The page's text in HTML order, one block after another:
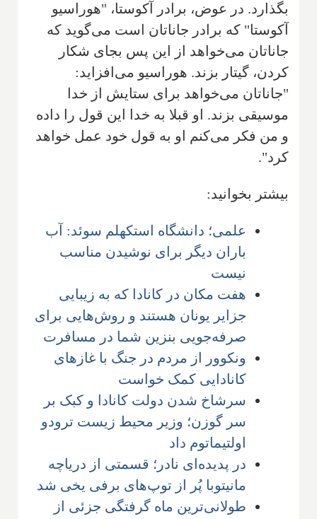
بگذارد. در عوض، برادر آکوستا، "هوراسیو
آکوستا" که برادر جاناتان است می‌گوید که
جاناتان می‌خواهد از این پس بجای شکار
کردن، گیتار بزند. هوراسیو می‌افزاید:
"جاناتان می‌خواهد برای ستایش از خدا
موسیقی بزند. او قبلا به خدا این قول را داده
و من فکر می‌کنم او به قول خود عمل خواهد
کرد".
بیشتر بخوانید:
علمی؛ دانشگاه استکهلم سوئد: آب
باران دیگر برای نوشیدن مناسب
نیست
هفت مکان در کانادا که به زیبایی
جزایر‌ یونان هستند و روش‌هایی برای
صرفه‌جویی بنزین شما در مسافرت
ونکوور از مردم در جنگ با غازهای
کانادایی کمک خواست
سرشاخ شدن دولت کانادا و کبک بر
سر گوزن؛ وزیر محیط زیست ترودو
اولتیماتوم داد
در پدیده‌ای نادر؛ قسمتی از دریاچه
مانیتوبا پُر از توپ‌های برفی یخی شد
طولانی‌ترین ماه گرفتگی جزئی از